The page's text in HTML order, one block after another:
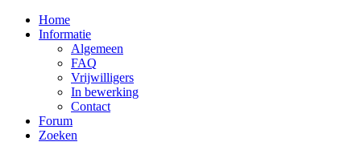
Home
Informatie
Algemeen
FAQ
Vrijwilligers
In bewerking
Contact
Forum
Zoeken